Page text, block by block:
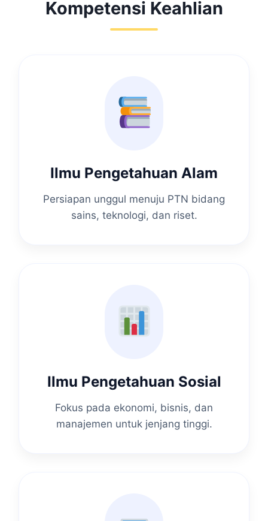
Kompetensi Keahlian
Ilmu Pengetahuan Alam
Persiapan unggul menuju PTN bidang
sains, teknologi, dan riset.
Ilmu Pengetahuan Sosial
Fokus pada ekonomi, bisnis, dan
manajemen untuk jenjang tinggi.